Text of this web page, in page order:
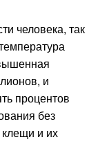
человека, так
и
процентов
без
клещи и их